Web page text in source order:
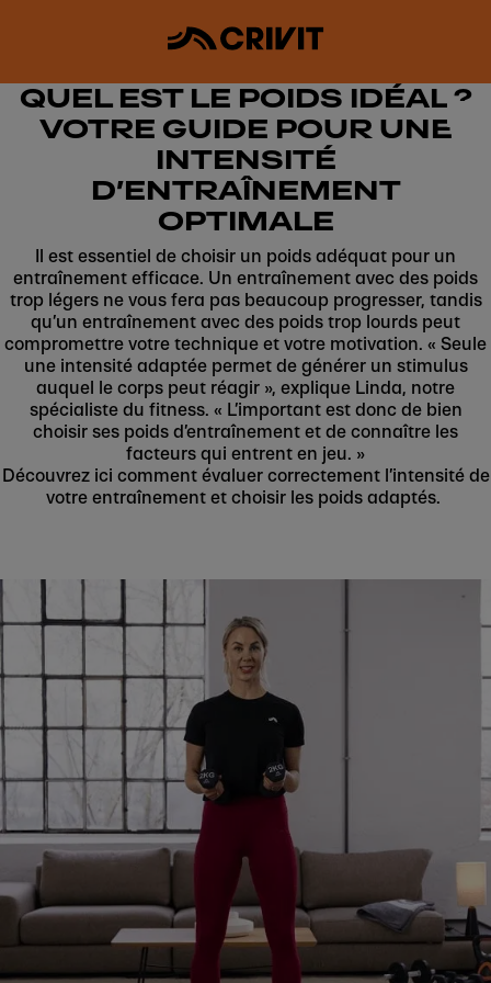
QUEL EST LE POIDS IDÉAL ?
VOTRE GUIDE POUR UNE
INTENSITÉ
D’ENTRAÎNEMENT
OPTIMALE
Il est essentiel de choisir un poids adéquat pour un
entraînement efficace. Un entraînement avec des poids
trop légers ne vous fera pas beaucoup progresser, tandis
qu’un entraînement avec des poids trop lourds peut
compromettre votre technique et votre motivation. « Seule
une intensité adaptée permet de générer un stimulus
auquel le corps peut réagir », explique Linda, notre
spécialiste du fitness. « L’important est donc de bien
choisir ses poids d’entraînement et de connaître les
facteurs qui entrent en jeu. »
Découvrez ici comment évaluer correctement l’intensité de
votre entraînement et choisir les poids adaptés.